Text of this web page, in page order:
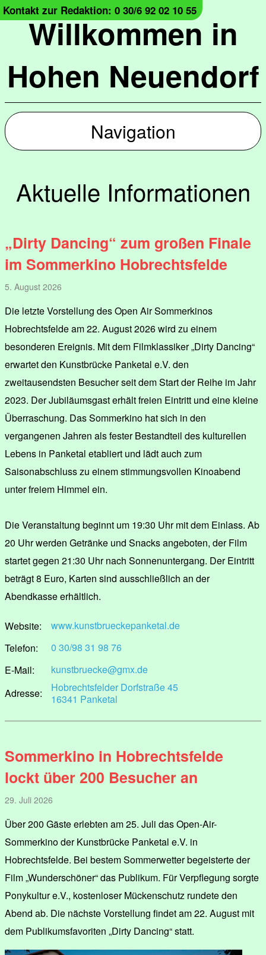
Willkommen in
Hohen Neuendorf
Kontakt zur Redaktion: 0 30/6 92 02 10 55
Navigation
Aktuelle Informationen
„Dirty Dancing“ zum großen Finale
im Sommerkino Hobrechtsfelde
5. August 2026
Die letzte Vorstellung des Open Air Sommerkinos
Hobrechtsfelde am 22. August 2026 wird zu einem
besonderen Ereignis. Mit dem Filmklassiker „Dirty Dancing“
erwartet den Kunstbrücke Panketal e.V. den
zweitausendsten Besucher seit dem Start der Reihe im Jahr
2023. Der Jubiläumsgast erhält freien Eintritt und eine kleine
Überraschung. Das Sommerkino hat sich in den
vergangenen Jahren als fester Bestandteil des kulturellen
Lebens in Panketal etabliert und lädt auch zum
Saisonabschluss zu einem stimmungsvollen Kinoabend
unter freiem Himmel ein.
Die Veranstaltung beginnt um 19:30 Uhr mit dem Einlass. Ab
20 Uhr werden Getränke und Snacks angeboten, der Film
startet gegen 21:30 Uhr nach Sonnenuntergang. Der Eintritt
beträgt 8 Euro, Karten sind ausschließlich an der
Abendkasse erhältlich.
Website:
www.kunstbrueckepanketal.de
Telefon:
0 30/98 31 98 76
E-Mail:
kunstbruecke@gmx.de
Adresse:
Hobrechtsfelder Dorfstraße 45
16341 Panketal
Sommerkino in Hobrechtsfelde
lockt über 200 Besucher an
29. Juli 2026
Über 200 Gäste erlebten am 25. Juli das Open-Air-
Sommerkino der Kunstbrücke Panketal e.V. in
Hobrechtsfelde. Bei bestem Sommerwetter begeisterte der
Film „Wunderschöner“ das Publikum. Für Verpflegung sorgte
Ponykultur e.V., kostenloser Mückenschutz rundete den
Abend ab. Die nächste Vorstellung findet am 22. August mit
dem Publikumsfavoriten „Dirty Dancing“ statt.